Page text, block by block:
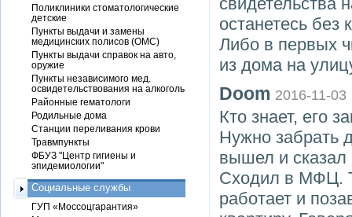
останетесь
Либо в первых
из дома на
Doom 2016-11-03
Кто знает, его
Нужно забрать
вышел и
Сходил в МФЦ.
работает и
Поликлиники стоматологические
детские
Пункты выдачи и замены
медицинских полисов (ОМС)
Пункты выдачи справок на авто,
оружие
Пункты независимого мед.
освидетельствования на алкоголь
Районные гематологи
Родильные дома
Станции переливания крови
Травмпункты
ФБУЗ "Центр гигиены и
эпидемиологии"
Социальные службы
ГУП «Моссоцгарантия»